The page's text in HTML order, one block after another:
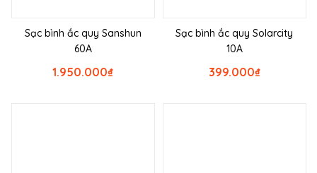
Sạc bình ắc quy Sanshun
60A
₫
1.950.000
Sạc bình ắc quy Solarcity
10A
₫
399.000